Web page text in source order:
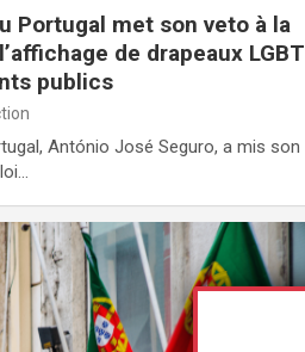
Portugal met son veto à la
de drapeaux LGBT
publics
António José Seguro, a mis son